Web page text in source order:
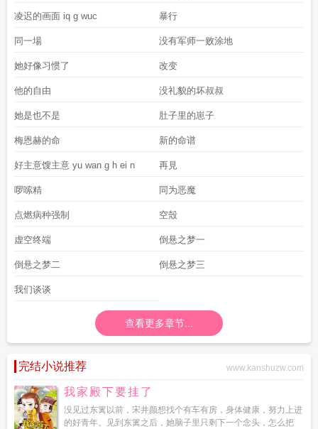
凌迟的画面 iq g wuc 暴行
同一場 没有军师一败涂地
她好像习惯了 改变
他的自由 没礼貌的坏叔叔
她是也不是 肚子里的崽子
梅恩赫的命 新的命谱
好主意馊主意 yu wan g h ei n 再見
啰嗦精 同为恶魔
点燃病种强制 空殼
虚空终端 倒悬之梦一
倒悬之梦二 倒悬之梦三
我们谈谈
查看更多章节...
完结小说推荐 www.kanshuzw.com
我家殿下要挂了
没见过东篱以前，宋井颜想找个有车有房，身体健康，努力上进
的好青年。见到东篱之后，她脑子里只剩下一个念头，怎么把